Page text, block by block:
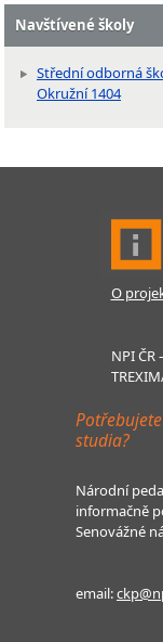
Navštívené školy
Střední odborná
Okružní 1404
O
NPI ČR
studia?
Národní
informačně
Senovážné
email: